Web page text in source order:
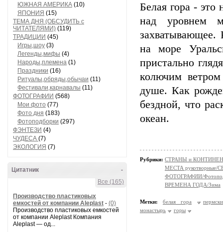
ЮЖНАЯ АМЕРИКА (10)
ЯПОНИЯ (15)
ТЕМА ДНЯ (ОБСУДИТЬ с
ЧИТАТЕЛЯМИ) (119)
ТРАДИЦИИ (45)
Игры,шоу (3)
Легенды,мифы (4)
Народы,племена (1)
Праздники (16)
Ритуалы,обряды,обычаи (11)
Фестивали,карнавалы (11)
ФОТОГРАФИИ (568)
Мои фото (77)
Фото дня (183)
Фотоподборки (297)
ФЭНТЕЗИ (4)
ЧУДЕСА (7)
ЭКОЛОГИЯ (7)
-
Цитатник
Все (165)
Производство пластиковых
емкостей от компании Aleplast - (0)
Производство пластиковых емкостей
от компании Aleplast Компания
Aleplast — од...
Белая гора - это
над уровнем
захватывающее.
на море
пристально
колючим
душе. Как
бездной, что
океан.
Рубрики: СТРАНЫ и
МЕСТА
ФОТОГРАФИИ/
ВРЕМЕНА ГОДА/Зима
Метки: белая гора
монастырь
горы